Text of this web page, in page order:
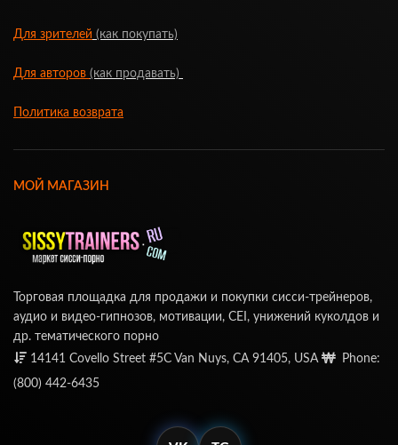
Для зрителей (как покупать)
Для авторов (как продавать)
Политика возврата
МОЙ МАГАЗИН
Торговая площадка для продажи и покупки сисси-трейнеров,
аудио и видео-гипнозов, мотивации, CEI, унижений куколдов и
др. тематического порно
14141 Covello Street #5C Van Nuys, CA 91405, USA
Phone:
(800) 442-6435